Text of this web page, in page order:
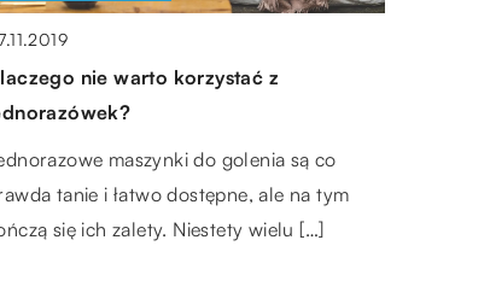
zaprojektować wnętrze w stylu
to filozofia oscylująca wokół
osiągnięcia ładu i harmonii w życiu.
kluczowym elementem jest ograniczenie
bezpieczne – niezawodne
w transporcie dokumentów i
się, że pojawia się potrzeba transportu
dokumentów lub dużych sum
nie warto korzystać z
maszynki do golenia są co
tanie i łatwo dostępne, ale na tym
się ich zalety. Niestety wielu […]